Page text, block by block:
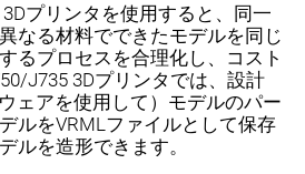
プリンタを使用すると、同一
なる材料でできたモデルを同じ
るプロセスを合理化し、コスト
J735 3Dプリンタでは、設計
ェアを使用して）モデルのパー
ルをVRMLファイルとして保存
ルを造形できます。